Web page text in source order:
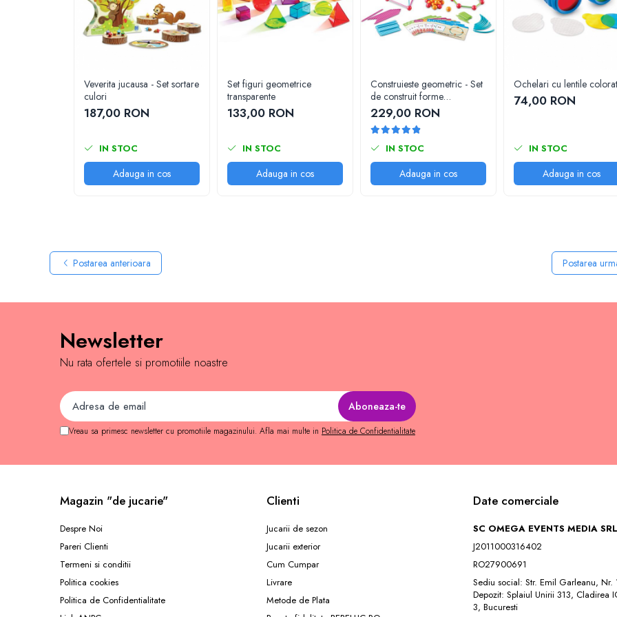
Carticele interactive
Idei cadou fetite
Cadouri ieftine pentru copii
Cadou copii 5 ani
Cadou copii 7 ani
Cadou copii 9 ani
Cadou copii 10 ani
Cadou copii 11 ani
Cadou copii 12 ani
Rechizite scolare
Agenda copii
Ghiozdan baieti
Ghiozdan fete
Veverita jucausa - Set sortare
culori
187,00 RON
IN STOC
Adauga in cos
Set figuri geometrice
transparente
133,00 RON
IN STOC
Adauga in cos
Construieste geometric - Set
de construit forme
geometrice
229,00 RON
IN STOC
Adauga in cos
Ochelari cu lentile
74,00 RON
IN STOC
Adauga in cos
Postarea
Postarea anterioara
Newsletter
Nu rata ofertele si promotiile noastre
Vreau sa primesc newsletter cu promotiile magazinului. Afla mai multe in Politica de Confidentialitate
Magazin "de jucarie"
Despre Noi
Pareri Clienti
Termeni si conditii
Politica cookies
Politica de Confidentialitate
Clienti
Jucarii de sezon
Jucarii exterior
Cum Cumpar
Livrare
Metode de Plata
Date comerciale
SC OMEGA EVENTS MEDIA SRL
J2011000316402
RO27900691
Sediu social: Str. Emil Garleanu, Nr.
Depozit: Splaiul Unirii 313, Cladirea
3, Bucuresti